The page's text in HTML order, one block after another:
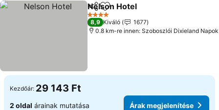
Megosztás
Hozzáadás a kedvencekhez
Nelson Hotel
4 Kategória
8,9 Kiváló
1677
0.8 km-re innen: Szoboszlói Dixieland Napok
Kezdőár: 29 143 Ft
2 oldal árainak mutatása Árak megjelenítése